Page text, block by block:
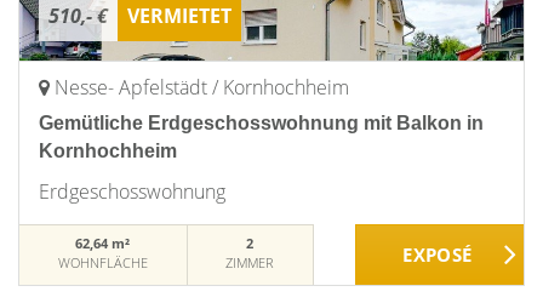
510,- € VERMIETET
Nesse- Apfelstädt / Kornhochheim
Gemütliche Erdgeschosswohnung mit Balkon in
Kornhochheim
Erdgeschosswohnung
62,64 m²
WOHNFLÄCHE
2
ZIMMER